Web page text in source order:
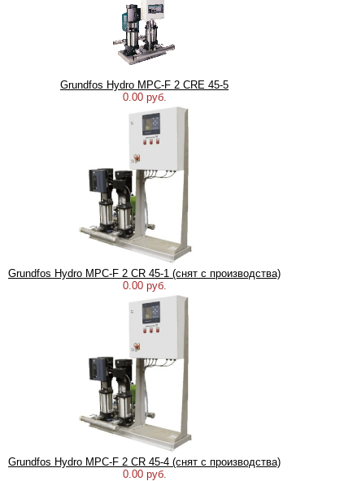
Grundfos Hydro MPC-F 2 CRE 45-5
0.00 руб.
Grundfos Hydro MPC-F 2 CR 45-1 (снят с производства)
0.00 руб.
Grundfos Hydro MPC-F 2 CR 45-4 (снят с производства)
0.00 руб.